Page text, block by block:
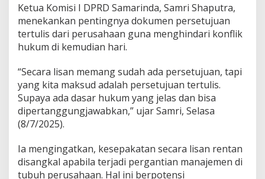
Ketua Komisi I DPRD Samarinda, Samri Shaputra,
menekankan pentingnya dokumen persetujuan
tertulis dari perusahaan guna menghindari konflik
hukum di kemudian hari.
“Secara lisan memang sudah ada persetujuan, tapi
yang kita maksud adalah persetujuan tertulis.
Supaya ada dasar hukum yang jelas dan bisa
dipertanggungjawabkan,” ujar Samri, Selasa
(8/7/2025).
Ia mengingatkan, kesepakatan secara lisan rentan
disangkal apabila terjadi pergantian manajemen di
tubuh perusahaan. Hal ini berpotensi